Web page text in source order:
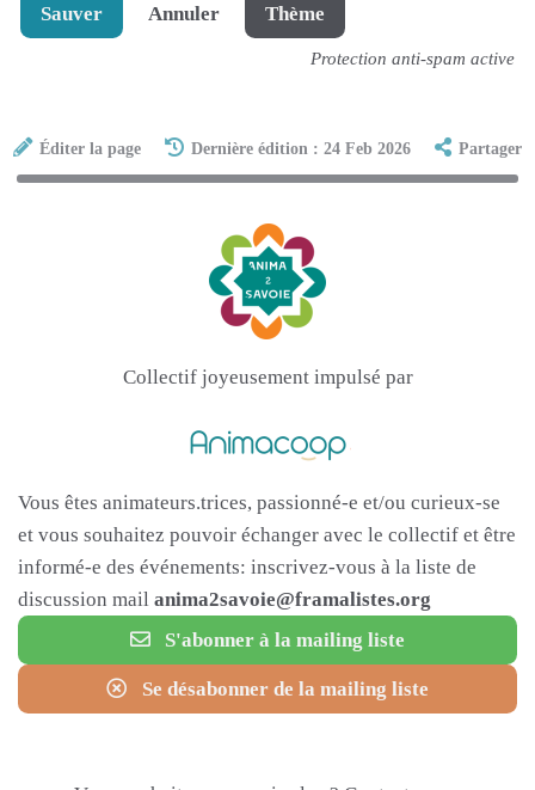
Sauver Annuler Thème
Protection anti-spam active
Éditer la page Dernière édition : 24 Feb 2026 Partager
Collectif joyeusement impulsé par
Vous êtes animateurs.trices, passionné-e et/ou curieux-se
et vous souhaitez pouvoir échanger avec le collectif et être
informé-e des événements: inscrivez-vous à la liste de
discussion mail anima2savoie@framalistes.org
S'abonner à la mailing liste
Se désabonner de la mailing liste